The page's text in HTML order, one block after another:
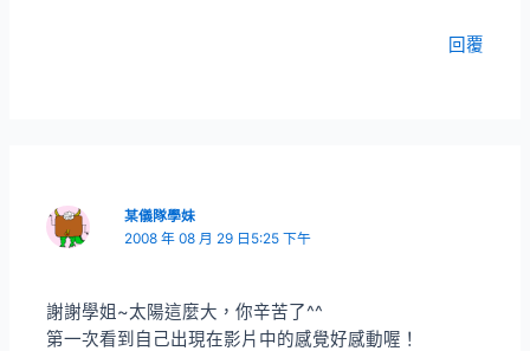
回覆
某儀隊學妹
2008 年 08 月 29 日5:25 下午
謝謝學姐~太陽這麼大，你辛苦了^^
第一次看到自己出現在影片中的感覺好感動喔！